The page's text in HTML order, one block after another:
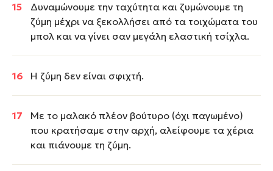
Δυναμώνουμε την ταχύτητα και ζυμώνουμε τη
ζύμη μέχρι να ξεκολλήσει από τα τοιχώματα του
μπολ και να γίνει σαν μεγάλη ελαστική τσίχλα.
Η ζύμη δεν είναι σφιχτή.
Με το μαλακό πλέον βούτυρο (όχι παγωμένο)
που κρατήσαμε στην αρχή, αλείφουμε τα χέρια
και πιάνουμε τη ζύμη.